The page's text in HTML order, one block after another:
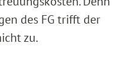
des FG trifft der
zu.